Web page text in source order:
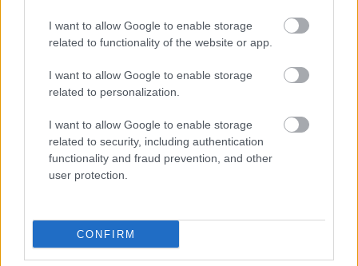
I want to allow Google to enable storage
related to functionality of the website or app.
I want to allow Google to enable storage
related to personalization.
I want to allow Google to enable storage
related to security, including authentication
functionality and fraud prevention, and other
user protection.
CONFIRM